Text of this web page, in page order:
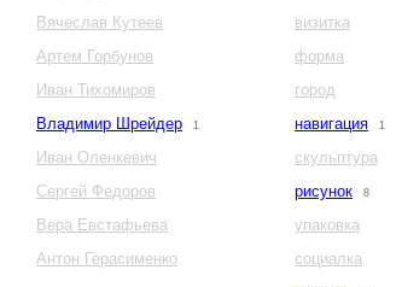
Вячеслав Кутеев
Артем Горбунов
Иван Тихомиров
Владимир Шрейдер
1
Иван Оленкевич
Сергей Федоров
Вера Евстафьева
Антон Герасименко
визитка
форма
город
навигация
1
скульптура
рисунок
8
упаковка
социалка